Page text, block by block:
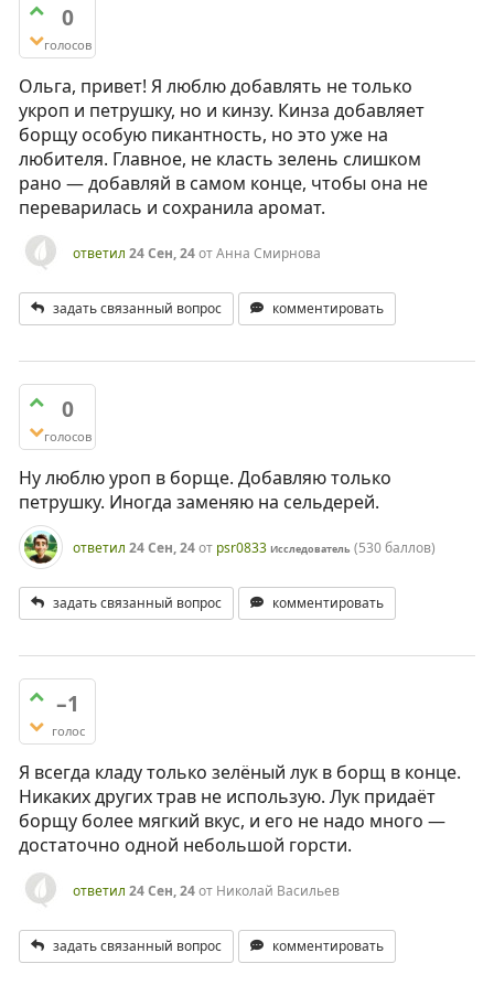
0
голосов
Ольга, привет! Я люблю добавлять не только
укроп и петрушку, но и кинзу. Кинза добавляет
борщу особую пикантность, но это уже на
любителя. Главное, не класть зелень слишком
рано — добавляй в самом конце, чтобы она не
переварилась и сохранила аромат.
ответил 24 Сен, 24отАнна Смирнова
задать связанный вопрос комментировать
0
голосов
Ну люблю уроп в борще. Добавляю только
петрушку. Иногда заменяю на сельдерей.
ответил 24 Сен, 24от psr0833 Исследователь (530баллов)
задать связанный вопрос комментировать
–1
голос
Я всегда кладу только зелёный лук в борщ в конце.
Никаких других трав не использую. Лук придаёт
борщу более мягкий вкус, и его не надо много —
достаточно одной небольшой горсти.
ответил 24 Сен, 24от Николай Васильев
задать связанный вопрос комментировать